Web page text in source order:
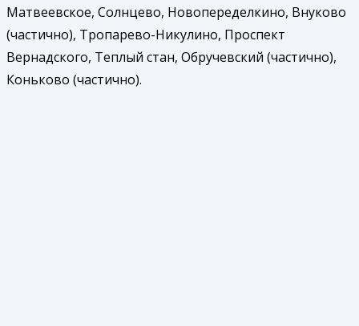
Матвеевское, Солнцево, Новопеределкино, Внуково
(частично), Тропарево-Никулино, Проспект
Вернадского, Теплый стан, Обручевский (частично),
Коньково (частично).